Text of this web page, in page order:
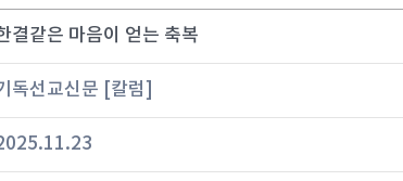
결같은 마음이 얻는 축복
독선교신문 [칼럼]